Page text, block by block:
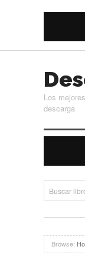
Los
descarga
Browse: